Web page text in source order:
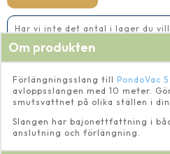
Har vi inte det antal i lager du
Om produkten
Förlängningsslang till PondoVac 5
avloppsslangen med 10 meter.
smutsvattnet på olika ställen i
Slangen har bajonettfattning i
anslutning och förlängning.